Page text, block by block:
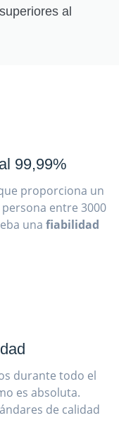
al
99,99%
proporciona un
entre 3000
una fiabilidad
durante todo el
es absoluta.
de calidad